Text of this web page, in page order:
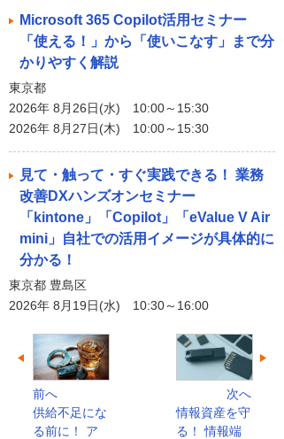
Microsoft 365 Copilot活用セミナー
「使える！」から「使いこなす」まで分
かりやすく解説
東京都
2026年 8月26日(水) 10:00～15:30
2026年 8月27日(木) 10:00～15:30
見て・触って・すぐ実践できる！ 業務
改善DXハンズオンセミナー
「kintone」「Copilot」「eValue V Air
mini」自社での活用イメージが具体的に
分かる！
東京都 豊島区
2026年 8月19日(水) 10:30～16:00
前へ
供給不足にな
る前に！ ア
次へ
情報資産を守
る！ 情報端